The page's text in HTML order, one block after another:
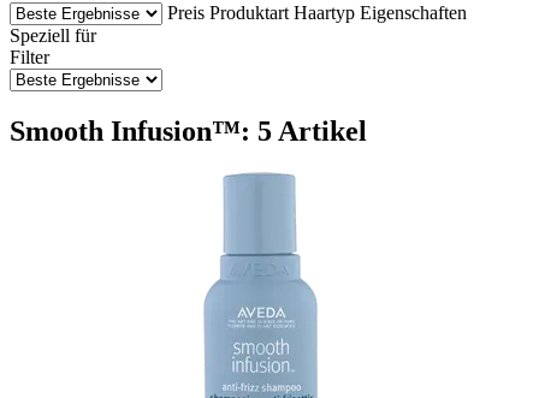
Preis Produktart Haartyp Eigenschaften
Speziell für
Filter
Smooth Infusion™: 5 Artikel